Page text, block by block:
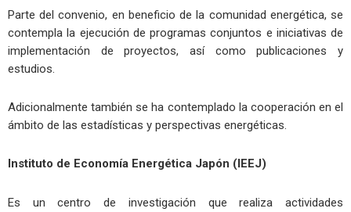
Parte del convenio, en beneficio de la comunidad energética, se
contempla la ejecución de programas conjuntos e iniciativas de
implementación de proyectos, así como publicaciones y
estudios.
Adicionalmente también se ha contemplado la cooperación en el
ámbito de las estadísticas y perspectivas energéticas.
Instituto de Economía Energética Japón (IEEJ)
Es un centro de investigación que realiza actividades